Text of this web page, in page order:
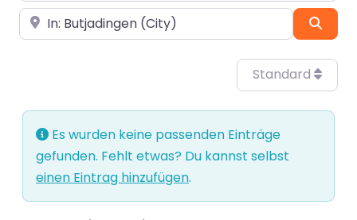
In der Nähe
Standard
Es wurden keine passenden Einträge
gefunden. Fehlt etwas? Du kannst selbst
einen Eintrag hinzufügen.